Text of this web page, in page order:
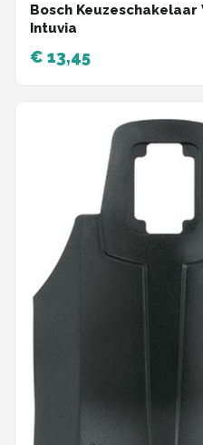
Bosch Keuzeschakelaar
Intuvia
€ 13,45